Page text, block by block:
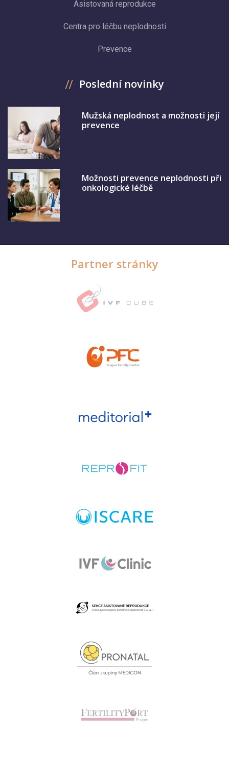
Asistovaná reprodukce
Centra pro léčbu neplodnosti
Prevence
Poslední novinky
Mužská neplodnost a možnosti její
prevence
Možnosti prevence neplodnosti při
onkologické léčbě
Partner stránky